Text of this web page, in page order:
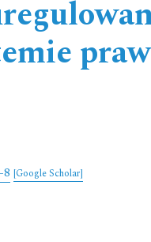
8 [Google Scholar]